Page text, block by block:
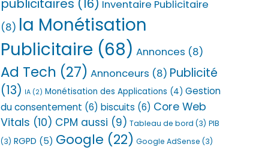
publicitaires (16) Inventaire Publicitaire
(8) la Monétisation
Publicitaire (68) Annonces (8)
Ad Tech (27) Annonceurs (8) Publicité
(13) IA (2) Monétisation des Applications (4) Gestion
du consentement (6) biscuits (6) Core Web
Vitals (10) CPM aussi (9) Tableau de bord (3) PIB
(3) RGPD (5) Google (22) Google AdSense (3)